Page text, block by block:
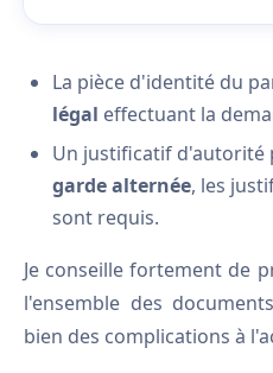
La pièce d'identité du
légal effectuant la
Un justificatif d'autorité
garde alternée, les
sont requis.
Je conseille fortement de
l'ensemble des
bien des complications à